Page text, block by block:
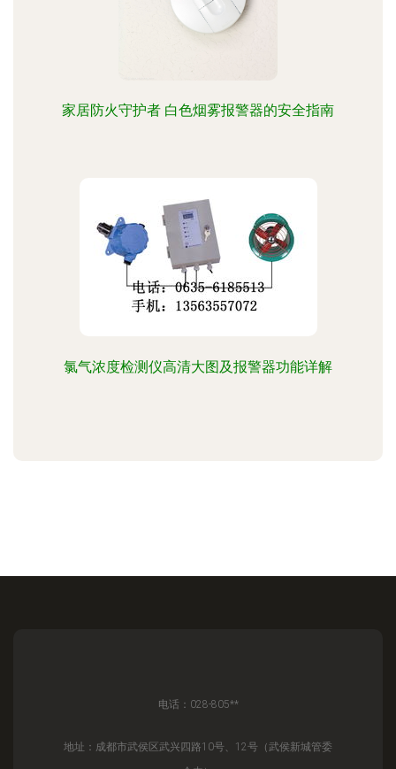
家居防火守护者 白色烟雾报警器的安全指南
氯气浓度检测仪高清大图及报警器功能详解
电话：028-805**
地址：成都市武侯区武兴四路10号、12号（武侯新城管委